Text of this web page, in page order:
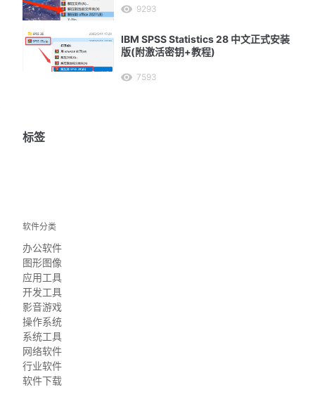
9293
IBM SPSS Statistics 28 中文正式安装
版(附激活密钥+教程)
7593
标签
软件分类
办公软件
图形图像
应用工具
开发工具
影音游戏
操作系统
系统工具
网络软件
行业软件
软件下载